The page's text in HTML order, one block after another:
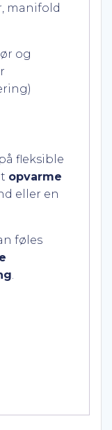
manifold
og
fleksible
opvarme
eller en
føles